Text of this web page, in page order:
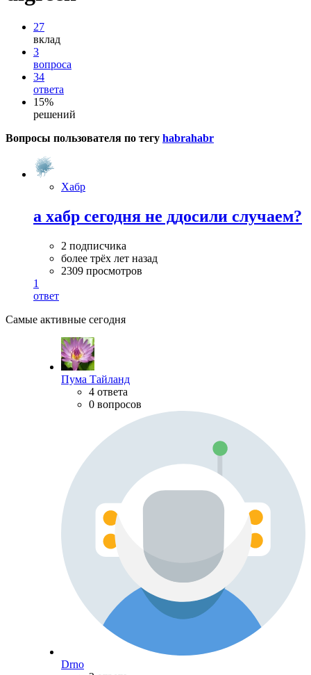
27
вклад
3
вопроса
34
ответа
15%
решений
Вопросы пользователя по тегу habrahabr
Хабр
а хабр сегодня не ддосили случаем?
2 подписчика
более трёх лет назад
2309 просмотров
1
ответ
Самые активные сегодня
Пума Тайланд
4 ответа
0 вопросов
Drno